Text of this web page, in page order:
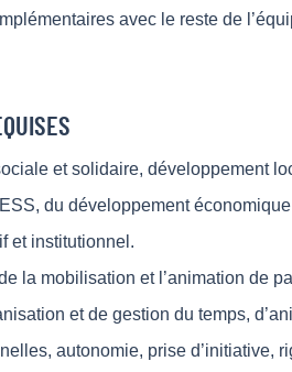
avec le reste de
et solidaire, développement
du développement
et institutionnel.
la mobilisation et l’animation de
et de gestion du temps,
autonomie, prise d’initiative,